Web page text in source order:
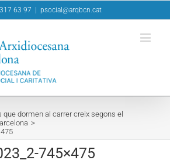
63 97 psocial@arqbcn.cat
que dormen al carrer creix segons el
745×475